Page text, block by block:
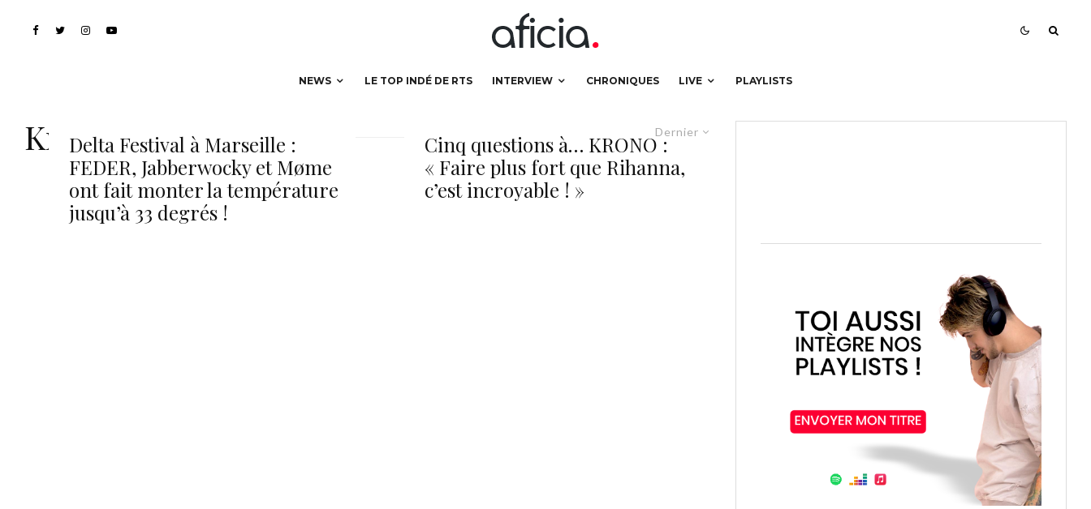
NEWS LE TOP INDÉ DE RTS INTERVIEW CHRONIQUES LIVE PLAYLISTS
Dernier
KronoDelta Festival à Marseille :
FEDER, Jabberwocky et Møme
ont fait monter la température
jusqu’à 33 degrés !
Cinq questions à… KRONO :
« Faire plus fort que Rihanna,
c’est incroyable ! »